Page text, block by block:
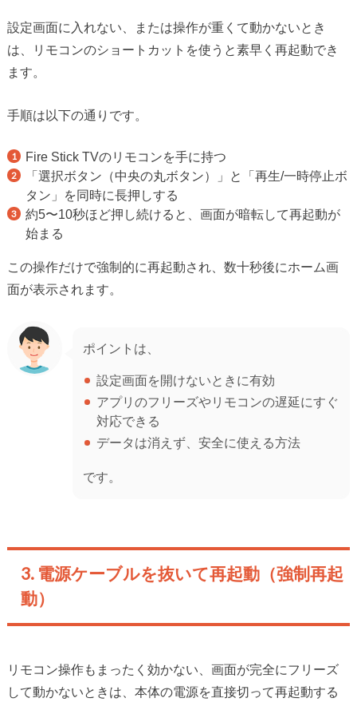
設定画面に入れない、または操作が重くて動かないとき
は、リモコンのショートカットを使うと素早く再起動でき
ます。
手順は以下の通りです。
Fire Stick TVのリモコンを手に持つ
「選択ボタン（中央の丸ボタン）」と「再生/一時停止ボ
タン」を同時に長押しする
約5〜10秒ほど押し続けると、画面が暗転して再起動が
始まる
この操作だけで強制的に再起動され、数十秒後にホーム画
面が表示されます。
ポイントは、
設定画面を開けないときに有効
アプリのフリーズやリモコンの遅延にすぐ
対応できる
データは消えず、安全に使える方法
です。
3. 電源ケーブルを抜いて再起動（強制再起
動）
リモコン操作もまったく効かない、画面が完全にフリーズ
して動かないときは、本体の電源を直接切って再起動する